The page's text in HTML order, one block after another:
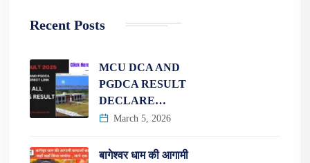
Recent Posts
MCU DCA AND
PGDCA RESULT
DECLARE…
March 5, 2026
बागेश्वर धाम की आगामी